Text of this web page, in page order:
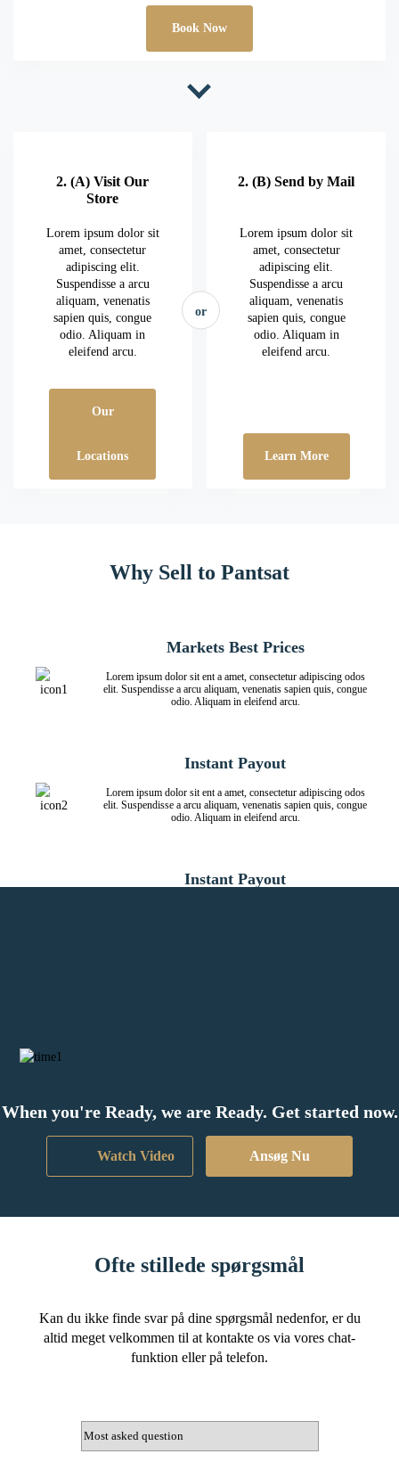
Book Now
or
2. (A) Visit Our
Store
Lorem ipsum dolor sit
amet, consectetur
adipiscing elit.
Suspendisse a arcu
aliquam, venenatis
sapien quis, congue
odio. Aliquam in
eleifend arcu.
Our
Locations
2. (B) Send by Mail
Lorem ipsum dolor sit
amet, consectetur
adipiscing elit.
Suspendisse a arcu
aliquam, venenatis
sapien quis, congue
odio. Aliquam in
eleifend arcu.
Learn More
Why Sell to Pantsat
Markets Best Prices
Lorem ipsum dolor sit ent a amet, consectetur adipiscing odos
elit. Suspendisse a arcu aliquam, venenatis sapien quis, congue
odio. Aliquam in eleifend arcu.
Instant Payout
Lorem ipsum dolor sit ent a amet, consectetur adipiscing odos
elit. Suspendisse a arcu aliquam, venenatis sapien quis, congue
odio. Aliquam in eleifend arcu.
Instant Payout
When you're Ready, we are Ready. Get started now.
Watch Video Ansøg Nu
Ofte stillede spørgsmål
Kan du ikke finde svar på dine spørgsmål nedenfor, er du
altid meget velkommen til at kontakte os via vores chat-
funktion eller på telefon.